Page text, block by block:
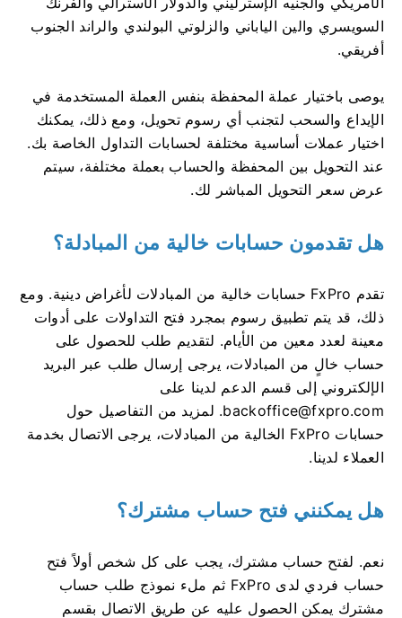
السويسري والين الياباني والزلوتي البولندي والراند الجنوب
أفريقي.
يوصى باختيار عملة المحفظة بنفس العملة المستخدمة في
الإيداع والسحب لتجنب أي رسوم تحويل، ومع ذلك، يمكنك
اختيار عملات أساسية مختلفة لحسابات التداول الخاصة بك.
عند التحويل بين المحفظة والحساب بعملة مختلفة، سيتم
عرض سعر التحويل المباشر لك.
هل تقدمون حسابات خالية من المبادلة؟
تقدم FxPro حسابات خالية من المبادلات لأغراض دينية. ومع
ذلك، قد يتم تطبيق رسوم بمجرد فتح التداولات على أدوات
معينة لعدد معين من الأيام. لتقديم طلب للحصول على
حساب خالٍ من المبادلات، يرجى إرسال طلب عبر البريد
الإلكتروني إلى قسم الدعم لدينا على
backoffice@fxpro.com. لمزيد من التفاصيل حول
حسابات FxPro الخالية من المبادلات، يرجى الاتصال بخدمة
العملاء لدينا.
هل يمكنني فتح حساب مشترك؟
نعم. لفتح حساب مشترك، يجب على كل شخص أولاً فتح
حساب فردي لدى FxPro ثم ملء نموذج طلب حساب
مشترك يمكن الحصول عليه عن طريق الاتصال بقسم